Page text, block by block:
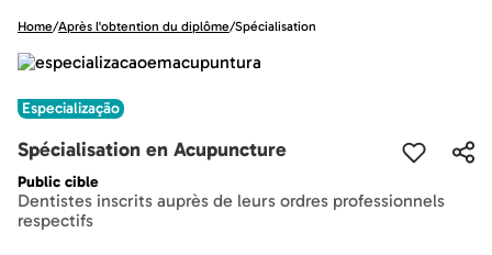
Home/Après l'obtention du diplôme/Spécialisation
Especialização
Spécialisation en Acupuncture
Public cible
Dentistes inscrits auprès de leurs ordres professionnels
respectifs